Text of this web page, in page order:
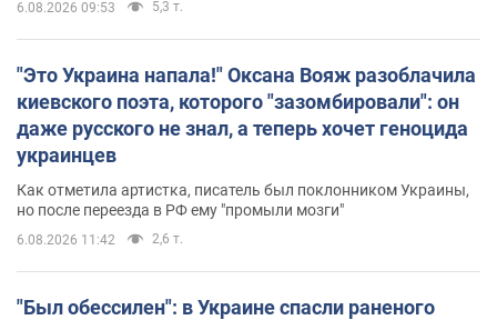
6.08.2026 09:53 5,3 т.
"Это Украина напала!" Оксана Вояж разоблачила
киевского поэта, которого "зазомбировали": он
даже русского не знал, а теперь хочет геноцида
украинцев
Как отметила артистка, писатель был поклонником Украины,
но после переезда в РФ ему "промыли мозги"
6.08.2026 11:42 2,6 т.
"Был обессилен": в Украине спасли раненого